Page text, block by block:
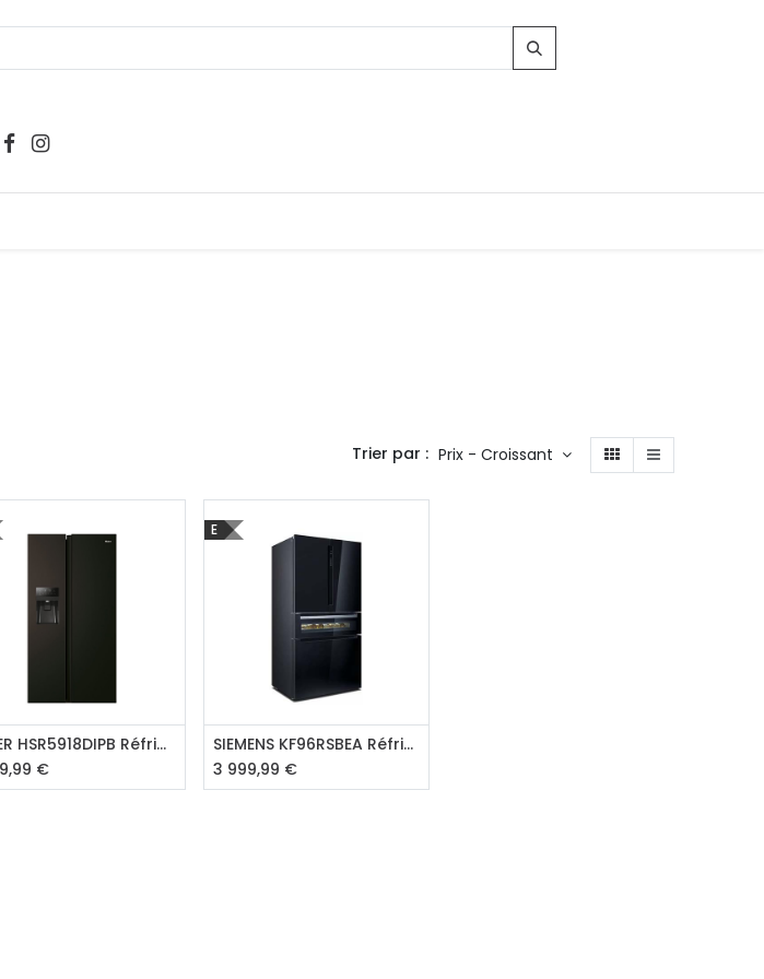
Trier par : Prix - Croissant
Ajouter au panier HAIER HSR5918DIPB Réfrigérateur US
€
E
Ajouter au panier SIEMENS KF96RSBEA Réfrigérateur américain
3 999,99 €
31 91 11